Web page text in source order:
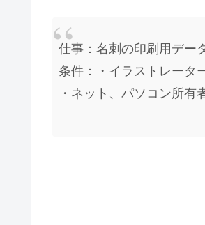
仕事：名刺の印刷用デー
条件：・イラストレータ
・ネット、パソコン所有